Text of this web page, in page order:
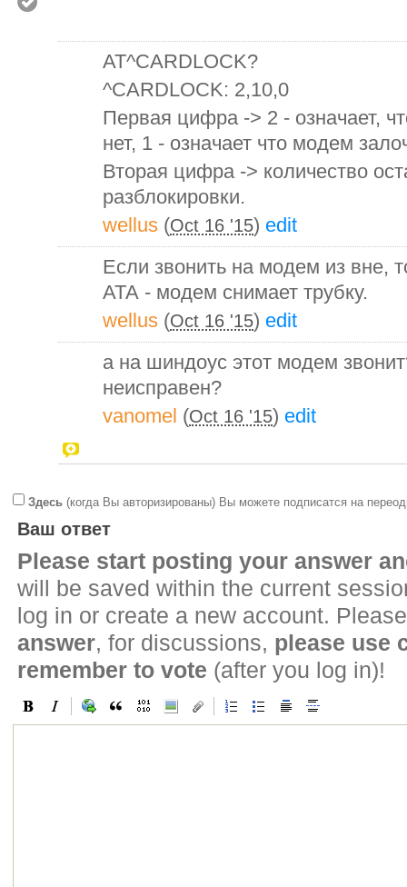
AT^CARDLOCK?
^CARDLOCK: 2,10,0
Первая цифра -> 2 - означает,
нет, 1 - означает что модем
Вторая цифра -> количество
разблокировки.
wellus (Oct 16 '15) edit
Если звонить на модем из вне,
АТА - модем снимает трубку.
wellus (Oct 16 '15) edit
а на шиндоус этот модем
неисправен?
vanomel (Oct 16 '15) edit
Здесь (когда Вы авторизированы) Вы можете подписатся на
Ваш ответ
Please start posting your answer
will be saved within the current
log in or create a new account.
answer, for discussions, please use
remember to vote (after you log in)!